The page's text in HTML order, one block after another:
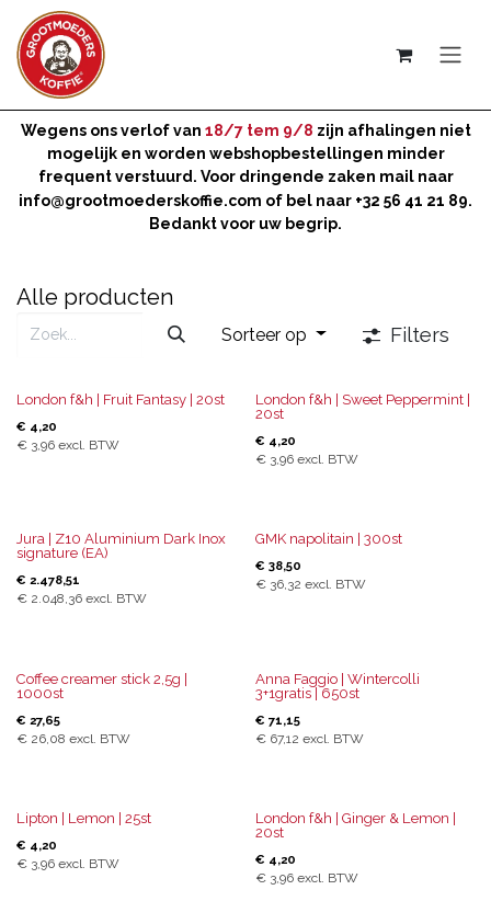
Overslaan naar inhoud
Wegens ons verlof van 18/7 tem 9/8 zijn afhalingen niet
mogelijk en worden webshopbestellingen minder
frequent verstuurd. Voor dringende zaken mail naar
info@grootmoederskoffie.com of bel naar +32 56 41 21 89.
Bedankt voor uw begrip.
Alle producten
Sorteer op Filters
London f&h | Fruit Fantasy | 20st
€ 4,20
€ 3,96 excl. BTW
London f&h | Sweet Peppermint |
20st
€ 4,20
€ 3,96excl. BTW
Jura | Z10 Aluminium Dark Inox
signature (EA)
€ 2.478,51
€ 2.048,36 excl. BTW
GMK napolitain | 300st
€ 38,50
€ 36,32 excl. BTW
Coffee creamer stick 2,5g |
1000st
€ 27,65
€ 26,08 excl. BTW
Anna Faggio | Wintercolli
3+1gratis | 650st
€ 71,15
€ 67,12 excl. BTW
Lipton | Lemon | 25st
€ 4,20
€ 3,96 excl. BTW
London f&h | Ginger & Lemon |
20st
€ 4,20
€ 3,96excl. BTW